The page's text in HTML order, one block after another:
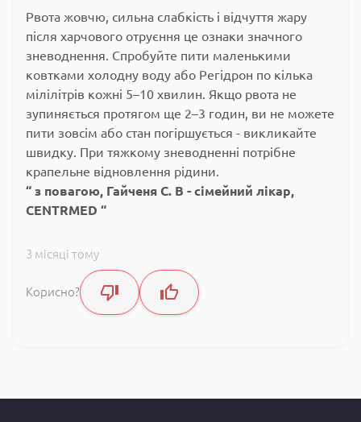
Рвота жовчю, сильна слабкість і відчуття жару
після харчового отруєння це ознаки значного
зневоднення. Спробуйте пити маленькими
ковтками холодну воду або Регідрон по кілька
мілілітрів кожні 5–10 хвилин. Якщо рвота не
зупиняється протягом ще 2–3 годин, ви не можете
пити зовсім або стан погіршується - викликайте
швидку. При тяжкому зневодненні потрібне
крапельне відновлення рідини.
з повагою, Гайченя С. В - сімейний лікар,
CENTRMED
3 місяці тому
Корисно?